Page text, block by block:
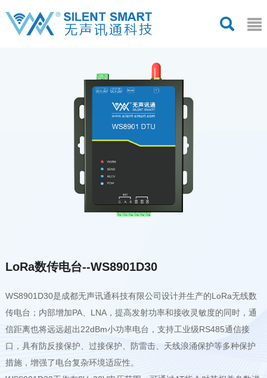
LoRa数传电台--WS8901D30
WS8901D30是成都无声讯通科技有限公司设计并生产的LoRa无线数
传电台；内部增加PA、LNA，提高发射功率和接收灵敏度的同时，通
信距离也将远远超出22dBm小功率电台，支持工业级RS485通信接
口，具有防反接保护、过接保护、防雷击、天线浪涌保护等多种保护
措施，增强了电台复杂环境适应性。